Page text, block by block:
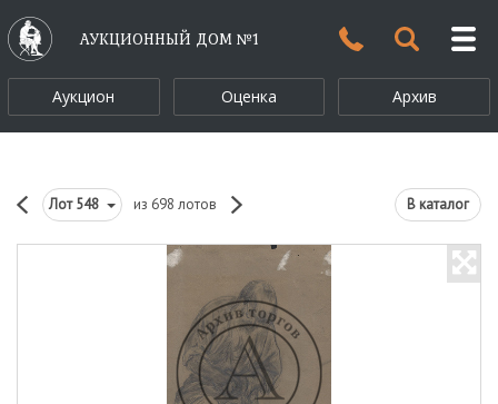
АУКЦИОННЫЙ ДОМ №1
Аукцион Оценка Архив
Лот548 из 698 лотов В каталог